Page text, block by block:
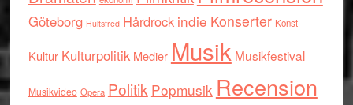
Göteborg Hultsfred Hårdrock indie Konserter Konst
Kultur Kulturpolitik Medier Musik Musikfestival
Musikvideo Opera Politik Popmusik Recension